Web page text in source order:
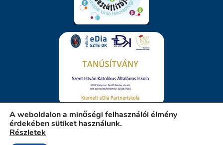
A weboldalon a minőségi felhasználói élmény
érdekében sütiket használunk.
Részletek